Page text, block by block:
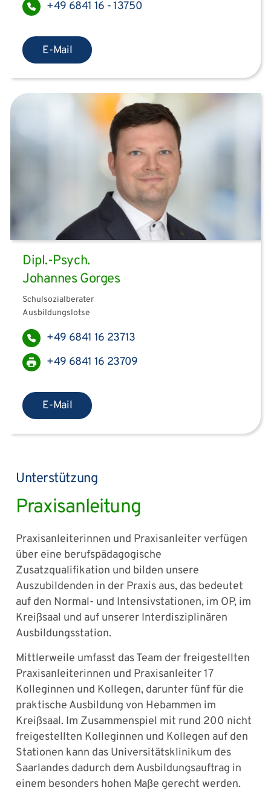
+49 6841 16 - 13750
E-Mail
Dipl.-Psych.
Johannes Gorges
Schulsozialberater
Ausbildungslotse
+49 6841 16 23713
+49 6841 16 23709
E-Mail
Unterstützung
Praxisanleitung
Praxisanleiterinnen und Praxisanleiter verfügen
über eine berufspädagogische
Zusatzqualifikation und bilden unsere
Auszubildenden in der Praxis aus, das bedeutet
auf den Normal- und Intensivstationen, im OP, im
Kreißsaal und auf unserer Interdisziplinären
Ausbildungsstation.
Mittlerweile umfasst das Team der freigestellten
Praxisanleiterinnen und Praxisanleiter 17
Kolleginnen und Kollegen, darunter fünf für die
praktische Ausbildung von Hebammen im
Kreißsaal. Im Zusammenspiel mit rund 200 nicht
freigestellten Kolleginnen und Kollegen auf den
Stationen kann das Universitätsklinikum des
Saarlandes dadurch dem Ausbildungsauftrag in
einem besonders hohen Maße gerecht werden.